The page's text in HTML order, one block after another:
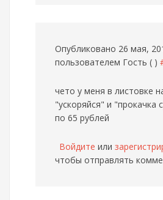
Опубликовано 26 мая,
пользователем Гость ( )
чето у меня в листовке
"ускоряйся" и "прокачка
по 65 рублей
Войдите или
чтобы отправлять